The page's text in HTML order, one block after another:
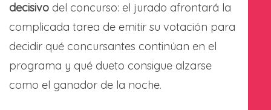
decisivo del concurso: el jurado afrontará la
complicada tarea de emitir su votación para
decidir qué concursantes continúan en el
programa y qué dueto consigue alzarse
como el ganador de la noche.